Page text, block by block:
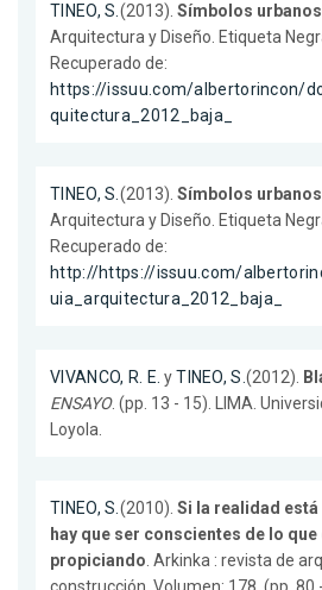
TINEO, S.(2013). Símbolos urbanos
Arquitectura y Diseño. Etiqueta
Recuperado de:
https://issuu.com/albertorincon/
quitectura_2012_baja_
TINEO, S.(2013). Símbolos urbanos
Arquitectura y Diseño. Etiqueta
Recuperado de:
http://https://issuu.com/
uia_arquitectura_2012_baja_
VIVANCO, R. E. yTINEO, S.(2012).
ENSAYO. (pp. 13 - 15). LIMA.
Loyola.
TINEO, S.(2010). Si la realidad
hay que ser conscientes de lo
propiciando. Arkinka : revista de